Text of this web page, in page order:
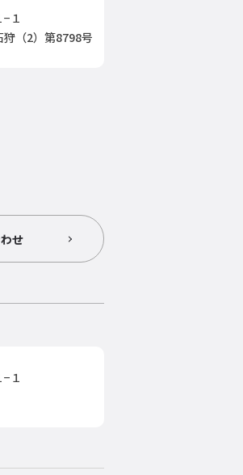
１
（2）第8798号
せ
１